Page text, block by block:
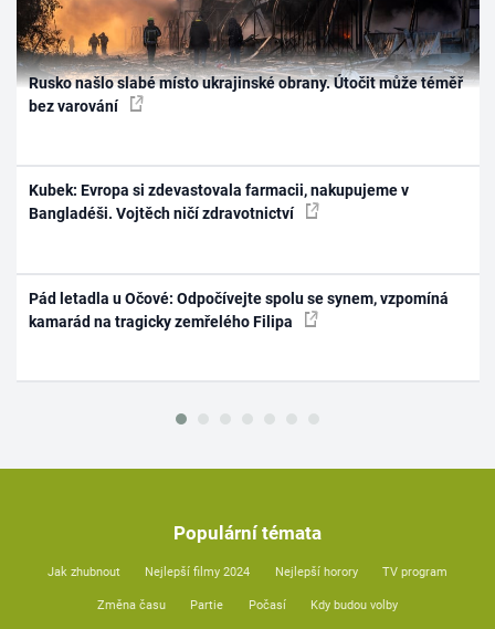
Rusko našlo slabé místo ukrajinské obrany. Útočit může téměř
bez varování
Kubek: Evropa si zdevastovala farmacii, nakupujeme v
Bangladéši. Vojtěch ničí zdravotnictví
Pád letadla u Očové: Odpočívejte spolu se synem, vzpomíná
kamarád na tragicky zemřelého Filipa
Populární témata
Jak zhubnout Nejlepší filmy 2024 Nejlepší horory TV program
Změna času Partie Počasí Kdy budou volby